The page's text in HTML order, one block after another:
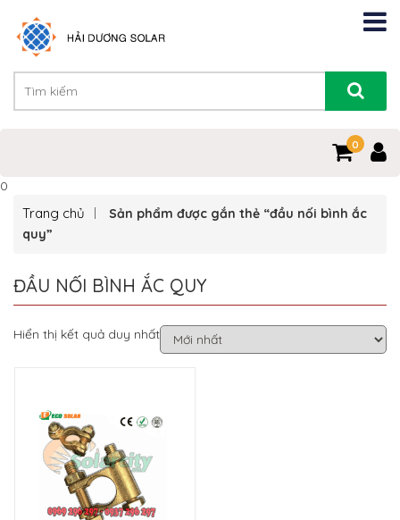
0
0
Trang chủ
Sản phẩm được gắn thẻ “đầu nối bình ắc
quy”
ĐẦU NỐI BÌNH ẮC QUY
Hiển thị kết quả duy nhất